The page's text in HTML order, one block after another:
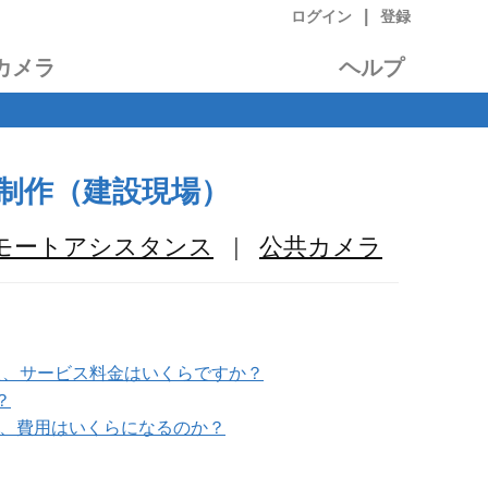
ログイン 登録
メラ ヘルプ
（建設現場）
ートアシスタンス | 公共カメラ
サービス料金はいくらですか？
費用はいくらになるのか？